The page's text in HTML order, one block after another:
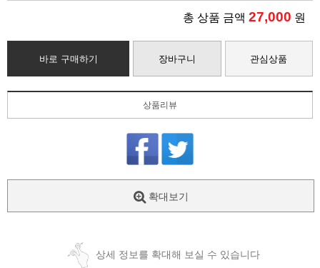
총 상품 금액 27,000 원
바로 구매하기 장바구니 관심상품
상품리뷰
확대보기
상세 정보를 확대해 보실 수 있습니다